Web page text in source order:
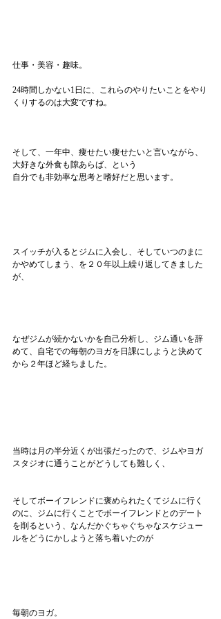
仕事・美容・趣味。
24時間しかない1日に、これらのやりたいことをやり
くりするのは大変ですね。
そして、一年中、痩せたい痩せたいと言いながら、
大好きな外食も隙あらば、という
自分でも非効率な思考と嗜好だと思います。
スイッチが入るとジムに入会し、そしていつのまに
かやめてしまう、を２０年以上繰り返してきました
が、
なぜジムが続かないかを自己分析し、ジム通いを辞
めて、自宅での毎朝のヨガを日課にしようと決めて
から２年ほど経ちました。
当時は月の半分近くが出張だったので、ジムやヨガ
スタジオに通うことがどうしても難しく、
そしてボーイフレンドに褒められたくてジムに行く
のに、ジムに行くことでボーイフレンドとのデート
を削るという、なんだかぐちゃぐちゃなスケジュー
ルをどうにかしようと落ち着いたのが
毎朝のヨガ。